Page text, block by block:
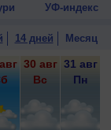
УФ-индекс
14 дней Месяц
30 авг
Вс
31 авг
Пн